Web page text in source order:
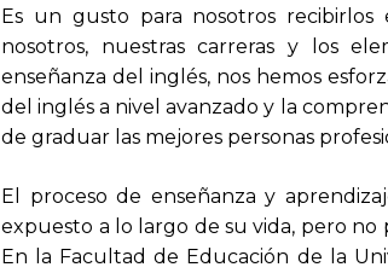
Es un gusto para nosotros
nosotros, nuestras carreras y los
enseñanza del inglés, nos hemos
del inglés a nivel avanzado y la
de graduar las mejores personas
El proceso de enseñanza y
expuesto a lo largo de su vida, pero no
En la Facultad de Educación de la